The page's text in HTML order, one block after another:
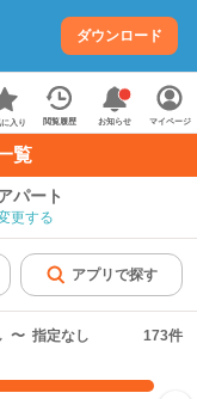
ダウンロード
に入り 閲覧履歴 お知らせ マイページ
覧
パート
更する
アプリで探す
〜 指定なし 173件